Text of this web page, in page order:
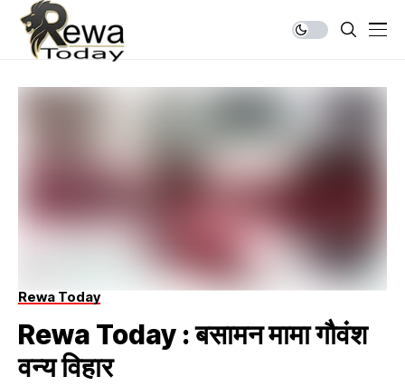
Rewa Today
Rewa Today : बसामन मामा गौवंश
वन्य विहार